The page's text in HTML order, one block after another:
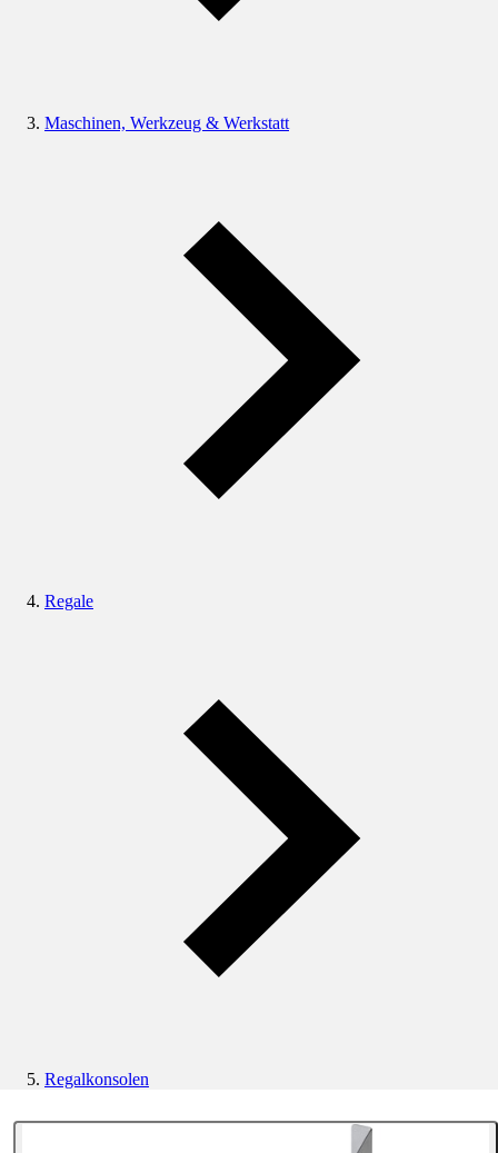
Maschinen, Werkzeug & Werkstatt
Regale
Regalkonsolen